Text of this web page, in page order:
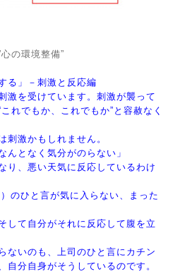
の環境整備”
る」－刺激と反応編
激を受けています。刺激が襲って
れでもか、これでもか”と容赦なく
刺激かもしれません。
んとなく気分がのらない」
り、悪い天気に反応しているわけ
のひと言が気に入らない、まった
して自分がそれに反応して腹を立
ないのも、上司のひと言にカチン
自分自身がそうしているのです。